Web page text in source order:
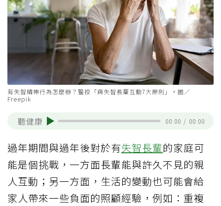
有失智精神行為怎麼辦？醫授「與失智長輩互動7大原則」。圖／
Freepik
聽健康 00:00 / 00:00
過年期間與過年後對於有失智長輩的家庭可
能是個挑戰，一方面長輩能與許久不見的親
人互動；另一方面，生活的變動也可能會給
家人帶來一些負面的照顧經驗，例如：重複